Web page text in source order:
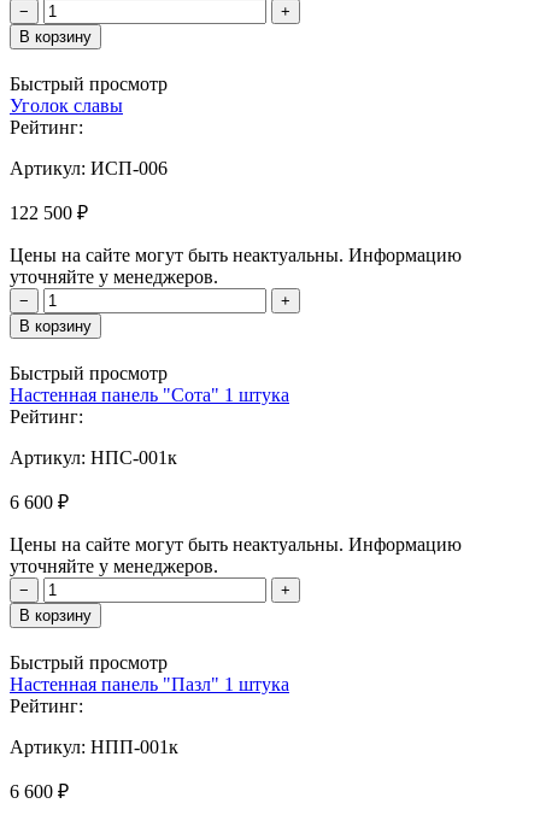
−
+
В корзину
Быстрый просмотр
Уголок славы
Рейтинг:
Артикул: ИСП-006
122 500 ₽
Цены на сайте могут быть неактуальны. Информацию
уточняйте у менеджеров.
−
+
В корзину
Быстрый просмотр
Настенная панель "Сота" 1 штука
Рейтинг:
Артикул: НПС-001к
6 600 ₽
Цены на сайте могут быть неактуальны. Информацию
уточняйте у менеджеров.
−
+
В корзину
Быстрый просмотр
Настенная панель "Пазл" 1 штука
Рейтинг:
Артикул: НПП-001к
6 600 ₽